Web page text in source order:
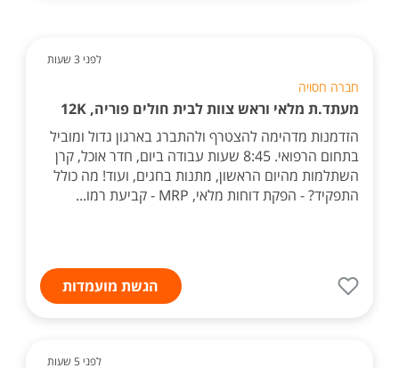
לפני 3 שעות
חברה חסויה
מעתד.ת מלאי וראש צוות לבית חולים פוריה, 12K
הזדמנות מדהימה להצטרף ולהתברג בארגון גדול ומוביל
בתחום הרפואי. 8:45 שעות עבודה ביום, חדר אוכל, קרן
השתלמות מהיום הראשון, מתנות בחגים, ועוד! מה כולל
התפקיד? - הפקת דוחות מלאי, MRP - קביעת רמו...
הגשת מועמדות
לפני 5 שעות